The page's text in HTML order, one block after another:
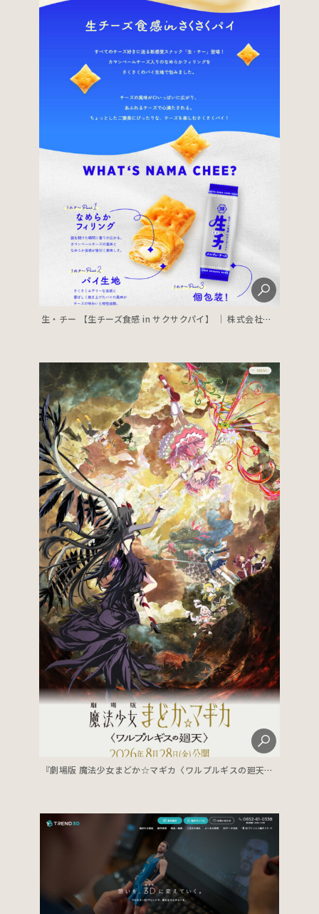
生・チー 【生チーズ食感 in サクサクパイ】 ｜ 株式会社湖池屋
『劇場版 魔法少女まどか☆マギカ〈ワルプルギスの廻天〉』公式サイト